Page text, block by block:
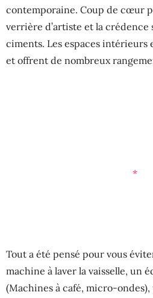
contemporaine. Coup de cœur
verrière d’artiste et la crédence
ciments. Les espaces intérieurs
et offrent de nombreux
*
Tout a été pensé pour vous
machine à laver la vaisselle, un
(Machines à café, micro-